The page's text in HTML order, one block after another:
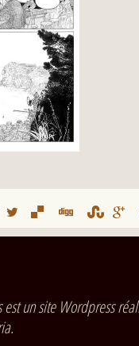
est un site Wordpress